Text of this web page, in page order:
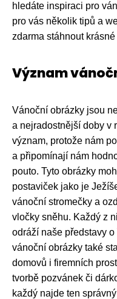
hledáte inspiraci pro
pro vás několik tipů a
zdarma stáhnout
Význam
Vánoční obrázky jsou
a nejradostnější doby v
význam, protože nám
a připomínají nám
pouto. Tyto obrázky
postaviček jako je
vánoční stromečky a
vločky sněhu. Každý z
odráží naše představy
vánoční obrázky také
domovů i firemních
tvorbě pozvánek či
každý najde ten